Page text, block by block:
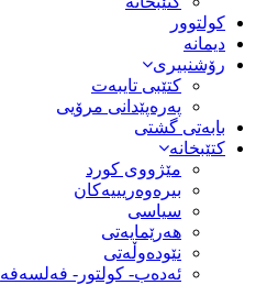
کولتوور
دیمانە
رۆشنبیری
کتێبی تایبەت
پەرەپێدانی مرۆیی
بابەتی گشتی
کتێبخانە
مێژووى کورد
بیرەوەریییەکان
سیاسى
هەرێمایەتی
نێودەوڵەتی
ئەدەب- کولتور- فەلسەفە